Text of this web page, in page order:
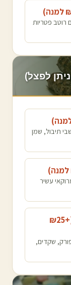
למנה)
רוטב פטריות
ניתן לפצל)
)
תיבול, שמן
למנה)
עשיר
25
שקדים,